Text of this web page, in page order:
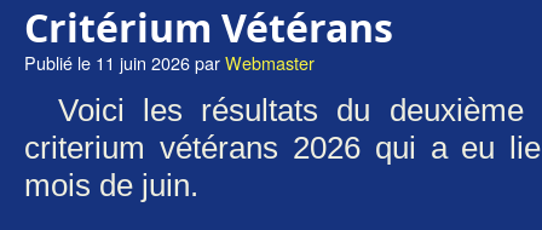
Critérium Vétérans
Publié le 11 juin 2026parWebmaster
Voici les résultats du
criterium vétérans 2026 qui a eu
mois de juin.